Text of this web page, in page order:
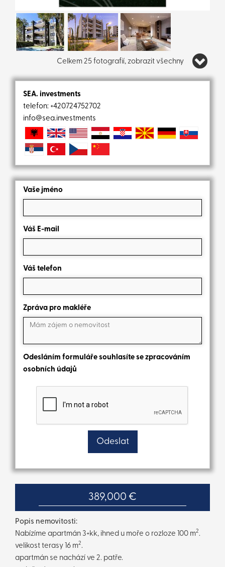
Celkem 25 fotografií, zobrazit všechny
SEA. investments
telefon: +420724752702
info@sea.investments
Vaše jméno
Váš E-mail
Váš telefon
Zpráva pro makléře
Odesláním formuláře souhlasíte se zpracováním
osobních údajů
389,000 €
Popis nemovitosti:
Nabízíme apartmán 3+kk, ihned u moře o rozloze 100 m2.
velikost terasy 16 m2.
apartmán se nachází ve 2. patře.